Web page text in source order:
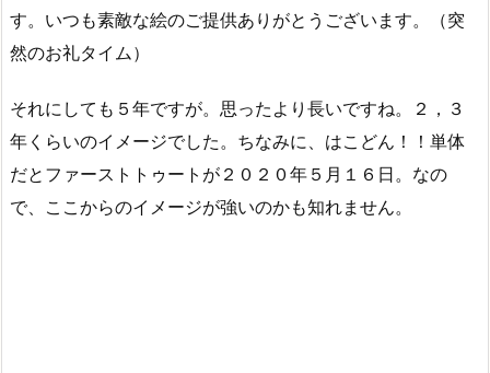
す。いつも素敵な絵のご提供ありがとうございます。（突
然のお礼タイム）
それにしても５年ですが。思ったより長いですね。２，３
年くらいのイメージでした。ちなみに、はこどん！！単体
だとファーストトゥートが２０２０年５月１６日。なの
で、ここからのイメージが強いのかも知れません。